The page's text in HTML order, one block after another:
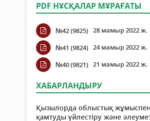
PDF НҰСҚАЛАР МҰРАҒАТЫ
№42 (9825) 28 мамыр 2022 ж.
№41 (9824) 24 мамыр 2022 ж.
№40 (9821) 21 мамыр 2022 ж.
ХАБАРЛАНДЫРУ
Қызылорда облыстық жұмыспен
қамтуды үйлестіру және